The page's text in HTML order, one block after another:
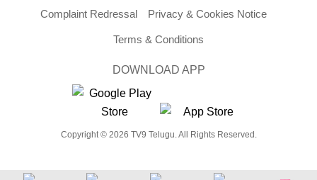
Complaint Redressal Privacy & Cookies Notice
Terms & Conditions
DOWNLOAD APP
Copyright © 2026 TV9 Telugu. All Rights Reserved.